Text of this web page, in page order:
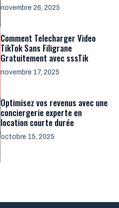
novembre 26, 2025
Comment Telecharger Video
TikTok Sans Filigrane
Gratuitement avec sssTik
novembre 17, 2025
Optimisez vos revenus avec une
conciergerie experte en
location courte durée
octobre 15, 2025